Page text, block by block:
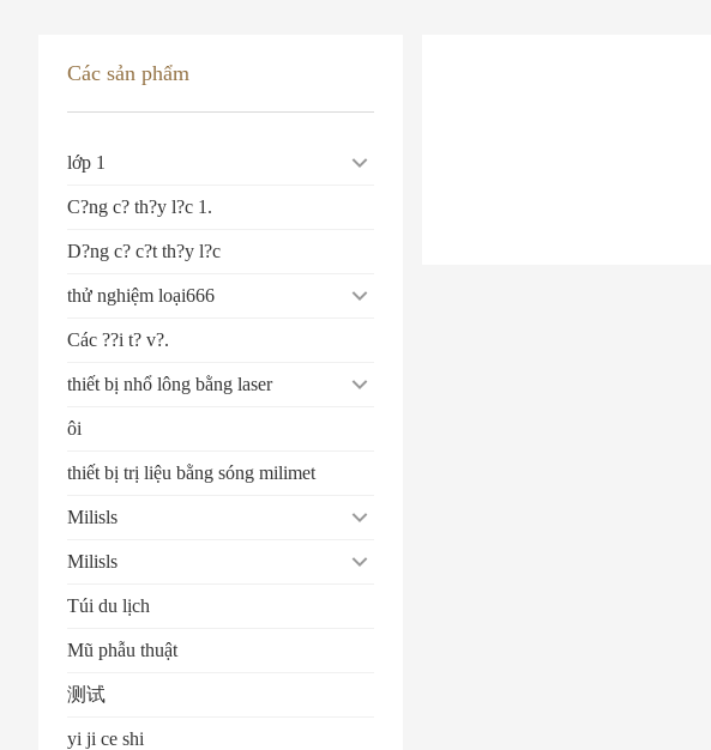
Các sản phẩm
lớp 1
C?ng c? th?y l?c 1.
D?ng c? c?t th?y l?c
thử nghiệm loại666
Các ??i t? v?.
thiết bị nhổ lông bằng laser
ôi
thiết bị trị liệu bằng sóng milimet
Milisls
Milisls
Túi du lịch
Mũ phẫu thuật
测试
yi ji ce shi